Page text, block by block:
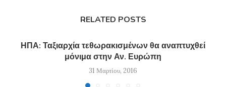
RELATED POSTS
ΗΠΑ: Ταξιαρχία τεθωρακισμένων θα αναπτυχθεί
μόνιμα στην Αν. Ευρώπη
31 Μαρτίου, 2016